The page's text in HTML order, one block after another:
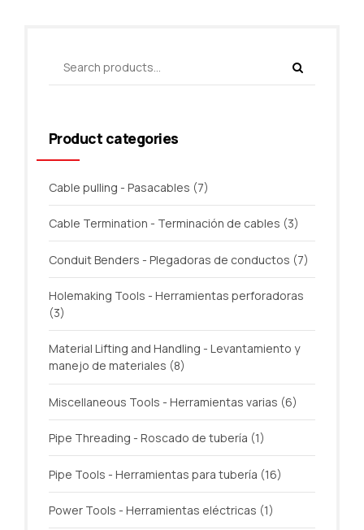
Product categories
Cable pulling - Pasacables (7)
Cable Termination - Terminación de cables (3)
Conduit Benders - Plegadoras de conductos (7)
Holemaking Tools - Herramientas perforadoras
(3)
Material Lifting and Handling - Levantamiento y
manejo de materiales (8)
Miscellaneous Tools - Herramientas varias (6)
Pipe Threading - Roscado de tubería (1)
Pipe Tools - Herramientas para tubería (16)
Power Tools - Herramientas eléctricas (1)